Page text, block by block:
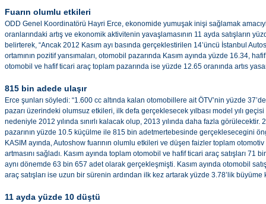
Fuarın olumlu etkileri
ODD Genel Koordinatörü Hayri Erce, ekonomide yumuşak inişi sağlamak
oranlarındaki artış ve ekonomik aktivitenin yavaşlamasının 11 ayda satışların
belirterek, “Ancak 2012 Kasım ayı basında gerçeklestirilen 14’üncü İstanbul
ortamının pozitif yansımaları, otomobil pazarında Kasım ayında yüzde 16.34,
otomobil ve hafif ticari araç toplam pazarında ise yüzde 12.65 oranında artıs
815 bin adede ulaşır
Erce şunları söyledi: “1.600 cc altında kalan otomobillere ait ÖTV’nin yüzde
pazarı üzerindeki olumsuz etkileri, ilk defa gerçeklesecek yılbası model yılı
nedeniyle 2012 yılında sınırlı kalacak olup, 2013 yılında daha fazla görülecektir.
pazarının yüzde 10.5 küçülme ile 815 bin adetmertebesinde gerçeklesecegini
KASIM ayında, Autoshow fuarının olumlu etkileri ve düşen faizler toplam
artmasını sağladı. Kasım ayında toplam otomobil ve hafif ticari araç satışları 71
aynı dönemde 63 bin 657 adet olarak gerçekleşmişti. Kasım ayında otomobil
araç satışları ise uzun bir sürenin ardından ilk kez artarak yüzde 3.78’lik büyüme
11 ayda yüzde 10 düştü